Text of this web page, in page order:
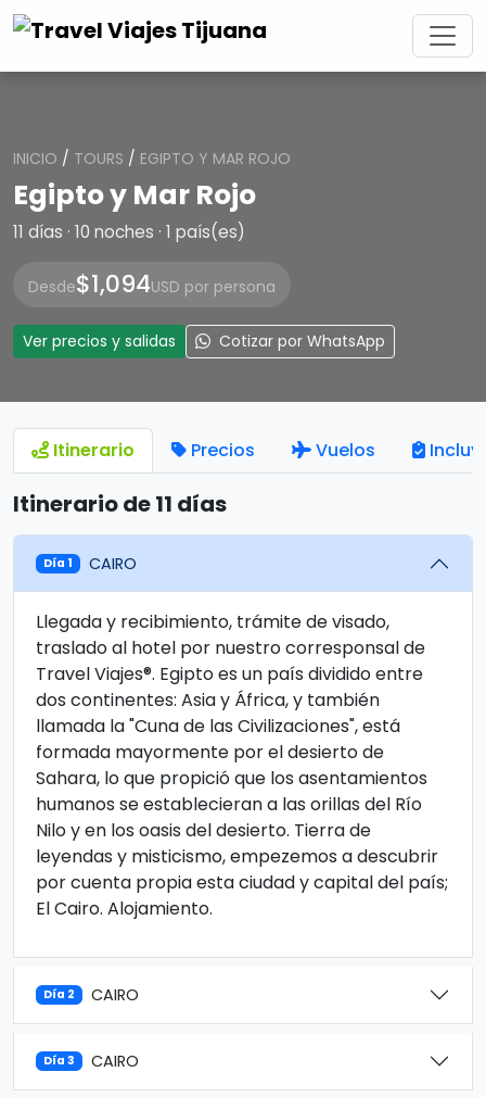
INICIO / TOURS / EGIPTO Y MAR ROJO
Egipto y Mar Rojo
11 días · 10 noches · 1 país(es)
Desde$1,094USD por persona
Ver precios y salidas Cotizar por WhatsApp
Itinerario Precios Vuelos
Itinerario de 11 días
Día 1 CAIRO
Llegada y recibimiento, trámite de visado,
traslado al hotel por nuestro corresponsal de
Travel Viajes®. Egipto es un país dividido entre
dos continentes: Asia y África, y también
llamada la "Cuna de las Civilizaciones", está
formada mayormente por el desierto de
Sahara, lo que propició que los asentamientos
humanos se establecieran a las orillas del Río
Nilo y en los oasis del desierto. Tierra de
leyendas y misticismo, empezemos a descubrir
por cuenta propia esta ciudad y capital del país;
El Cairo. Alojamiento.
Día 2 CAIRO
Día 3 CAIRO